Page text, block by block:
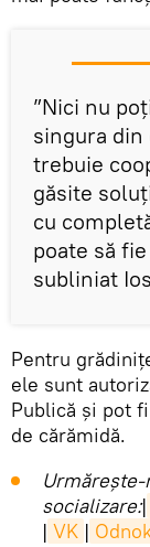
”Nici nu
singura din
trebuie
găsite
cu
poate să
subliniat
Pentru
ele sunt
Publică și pot
de cărămidă.
socializare:|
| VK |